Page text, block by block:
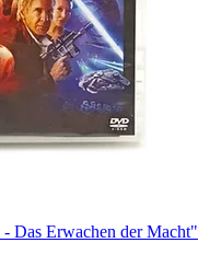
Das Erwachen der Macht"